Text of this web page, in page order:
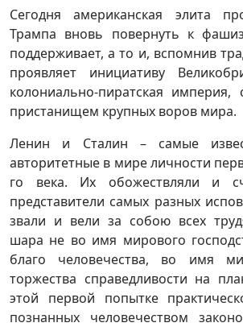
Сегодня американская элита
Трампа вновь повернуть к
поддерживает, а то и, вспомнив
проявляет инициативу
колониально-пиратская империя,
пристанищем крупных воров мира.
Ленин и Сталин – самые
авторитетные в мире личности
го века. Их обожествляли и
представители самых разных
звали и вели за собою всех
шара не во имя мирового
благо человечества, во имя
торжества справедливости на
этой первой попытке
познанных человечеством